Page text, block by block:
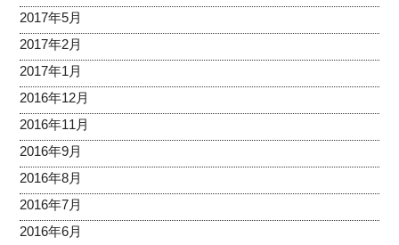
2017年5月
2017年2月
2017年1月
2016年12月
2016年11月
2016年9月
2016年8月
2016年7月
2016年6月